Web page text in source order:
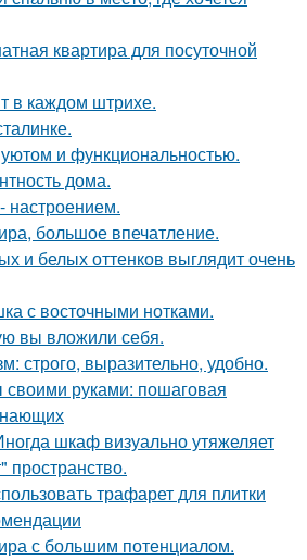
квартира для посуточной
в каждом штрихе.
и функциональностью.
дома.
настроением.
большое впечатление.
и белых оттенков выглядит очень
с восточными нотками.
вы вложили себя.
строго, выразительно, удобно.
руками: пошаговая
шкаф визуально утяжеляет
пространство.
трафарет для плитки
с большим потенциалом.